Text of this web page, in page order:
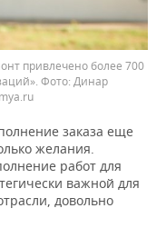
привлечено более 700
Динар
заказа еще
желания.
работ для
важной для
довольно